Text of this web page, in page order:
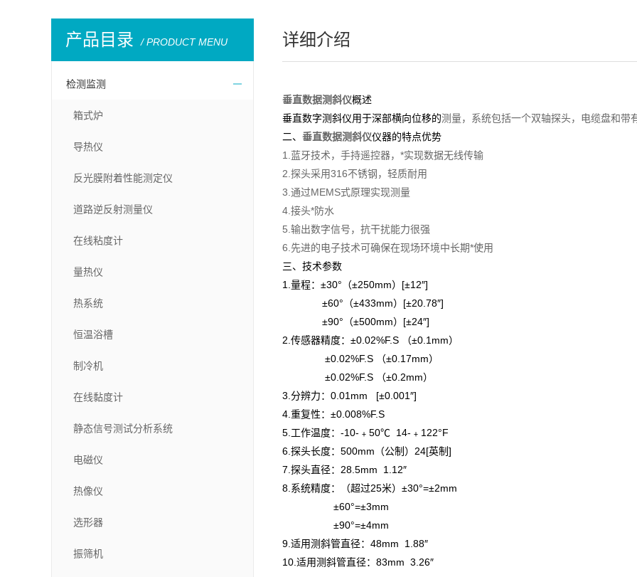
产品目录 / PRODUCT MENU
检测监测
箱式炉
导热仪
反光膜附着性能测定仪
道路逆反射测量仪
在线粘度计
量热仪
热系统
恒温浴槽
制冷机
在线黏度计
静态信号测试分析系统
电磁仪
热像仪
选形器
振筛机
详细介绍
垂直数据测斜仪概述
垂直数字测斜仪用于深部横向位移的测量，系统包括一个双轴探头，电缆盘和带
二、 垂直数据测斜仪仪器的特点优势
1.蓝牙技术，手持遥控器，*实现数据无线传输
2.探头采用316不锈钢，轻质耐用
3.通过MEMS式原理实现测量
4.接头*防水
5.输出数字信号，抗干扰能力很强
6.先进的电子技术可确保在现场环境中长期*使用
三、技术参数
1.量程： ±30°（±250mm）[±12″]
±60°（±433mm）[±20.78″]
±90°（±500mm）[±24″]
2.传感器精度：±0.02%F.S （±0.1mm）
±0.02%F.S （±0.17mm）
±0.02%F.S （±0.2mm）
3.分辨力：0.01mm [±0.001″]
4.重复性：±0.008%F.S
5.工作温度：-10-﹢50℃ 14-﹢122°F
6.探头长度：500mm（公制）24[英制]
7.探头直径：28.5mm 1.12″
8.系统精度：（超过25米）±30°=±2mm
±60°=±3mm
±90°=±4mm
9.适用测斜管直径：48mm 1.88″
10.适用测斜管直径：83mm 3.26″